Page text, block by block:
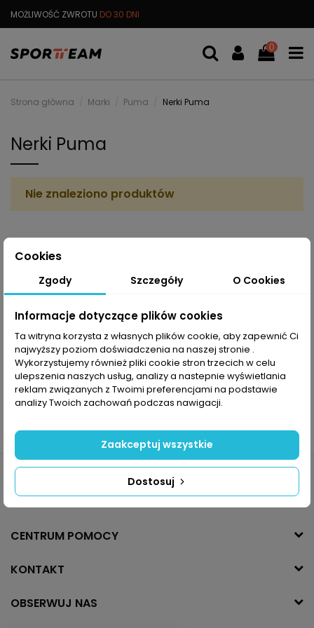
MOŻLIWOŚĆ ZWROTU DO 30 DNI
0
Strona główna Marki Puma Nerki Puma
Nerki Puma
Nie znaleziono produktów
CENTRUM POMOCY
KONTAKT
Cookies
Zgody Szczegóły O Cookies
Informacje dotyczące plików cookies
Ta witryna korzysta z własnych plików cookie, aby zapewnić Ci
najwyższy poziom doświadczenia na naszej stronie .
Wykorzystujemy również pliki cookie stron trzecich w celu
ulepszenia naszych usług, analizy a nastepnie wyświetlania
reklam związanych z Twoimi preferencjami na podstawie
analizy Twoich zachowań podczas nawigacji.
Dostosuj
Zaakceptuj wszystkie
OBSERWUJ NAS